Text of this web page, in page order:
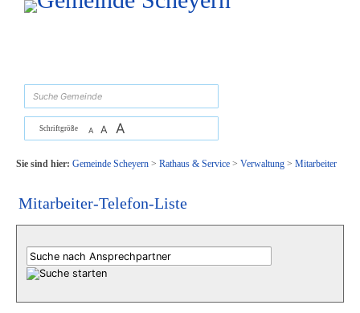
Zum Inhalt, zur Navigationoder zur Startseite springen.
Schriftgröße A A A
Sie sind hier: Gemeinde Scheyern> Rathaus & Service> Verwaltung> Mitarbeiter
Mitarbeiter-Telefon-Liste